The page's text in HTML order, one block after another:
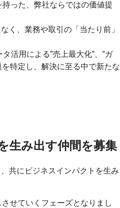
った、弊社ならではの価値提
く、業務や取引の「当たり前」
活用による”売上最大化”、”ガ
特定し、解決に至る中で新たな
生み出す仲間を募集
共にビジネスインパクトを生み
せていくフェーズとなりまし